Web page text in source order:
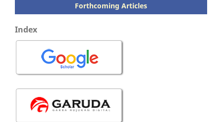
Forthcoming Articles
Index